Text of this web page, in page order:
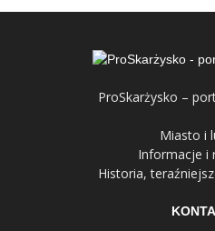
ProSkarżysko –
Miasto i
Informacje i
Historia,